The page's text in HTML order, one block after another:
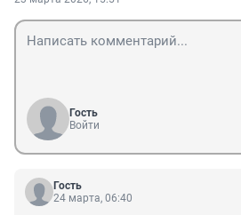
Гость
Войти
Гость
24 марта, 06:40